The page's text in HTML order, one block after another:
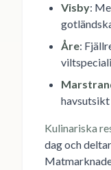
Visby:
Åre:
havsutsikt
Kulinariska
dag och